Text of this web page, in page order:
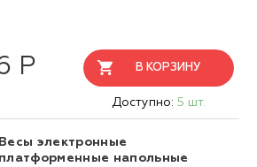
Р В КОРЗИНУ
Доступно: 5 шт.
Весы электронные
платформенные напольные